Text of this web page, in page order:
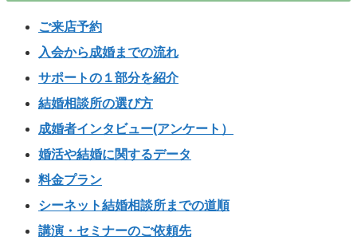
ご来店予約
入会から成婚までの流れ
サポートの１部分を紹介
結婚相談所の選び方
成婚者インタビュー(アンケート）
婚活や結婚に関するデータ
料金プラン
シーネット結婚相談所までの道順
講演・セミナーのご依頼先